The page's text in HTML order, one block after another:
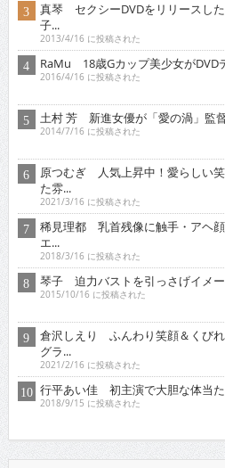
真琴 セクシーDVDをリリースし
子...
2013/4/16 に投稿された
RaMu 18歳Gカップ美少女がDVD
2016/4/16 に投稿された
土村 芳 新進女優が「愛の渦」監
2014/7/16 に投稿された
原つむぎ 人気上昇中！愛らしい
た雰...
2021/3/16 に投稿された
稀見理都 乳首残像に触手・アヘ
エ...
2018/3/16 に投稿された
琴子 迫力バストを引っさげイメー
2015/10/16 に投稿された
倉沢しえり ふんわり笑顔＆くび
グラ...
2021/2/16 に投稿された
行平あい佳 初主演で大胆な体当
2018/9/15 に投稿された